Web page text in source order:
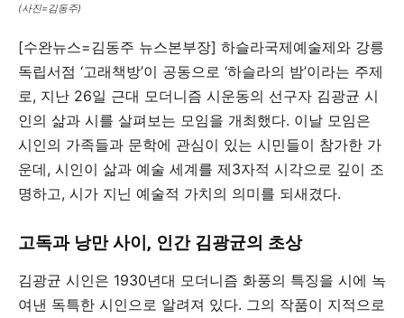
(사진=김동주)
[수완뉴스=김동주 뉴스본부장] 하슬라국제예술제와 강릉
독립서점 ‘고래책방’이 공동으로 ‘하슬라의 밤’이라는 주제
로, 지난 26일 근대 모더니즘 시운동의 선구자 김광균 시
인의 삶과 시를 살펴보는 모임을 개최했다. 이날 모임은
시인의 가족들과 문학에 관심이 있는 시민들이 참가한 가
운데, 시인이 삶과 예술 세계를 제3자적 시각으로 깊이 조
명하고, 시가 지닌 예술적 가치의 의미를 되새겼다.
고독과 낭만 사이, 인간 김광균의 초상
김광균 시인은 1930년대 모더니즘 화풍의 특징을 시에 녹
여낸 독특한 시인으로 알려져 있다. 그의 작품이 지적으로